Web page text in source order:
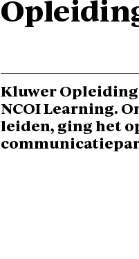
Kluwer
NCOI Learning.
leiden, ging het